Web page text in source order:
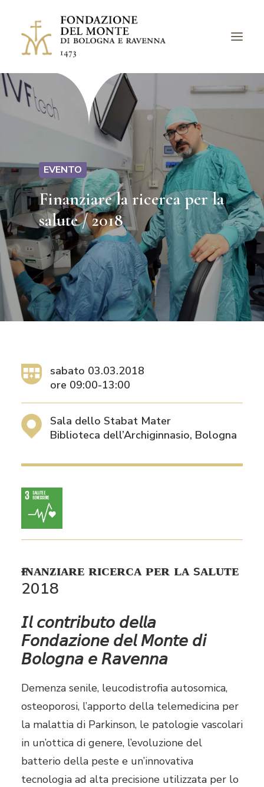
LA FONDAZIONE
EVENTI
LUOGHI
ARCHIVI
AVVISI
CHIEDI UN CONTRIBUTO
RICHIEDI IL LOGO
CONTATTI
EVENTO
Finanziare la ricerca per la
salute / 2018
ғɪɴᴀɴᴢɪᴀʀᴇ ʀɪᴄᴇʀᴄᴀ ᴘᴇʀ ʟᴀ sᴀʟᴜᴛᴇ
2018
𝘐𝘭 𝘤𝘰𝘯𝘵𝘳𝘪𝘣𝘶𝘵𝘰 𝘥𝘦𝘭𝘭𝘢
𝘍𝘰𝘯𝘥𝘢𝘻𝘪𝘰𝘯𝘦 𝘥𝘦𝘭 𝘔𝘰𝘯𝘵𝘦 𝘥𝘪
𝘉𝘰𝘭𝘰𝘨𝘯𝘢 𝘦 𝘙𝘢𝘷𝘦𝘯𝘯𝘢
Demenza senile, leucodistrofia autosomica,
osteoporosi, l’apporto della telemedicina per
la malattia di Parkinson, le patologie vascolari
in un’ottica di genere, l’evoluzione del
batterio della peste e un’innovativa
tecnologia ad alta precisione utilizzata per lo
sabato 03.03.2018
ore 09:00-13:00
Sala dello Stabat Mater
Biblioteca dell’Archiginnasio, Bologna